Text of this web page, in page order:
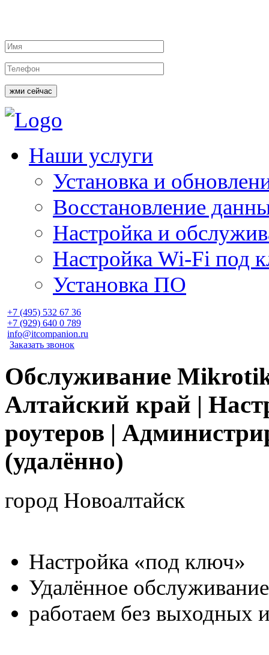
жми сейчас
Наши услуги
Установка и
Восстановление
Настройка и
Настройка Wi-Fi под
Установка ПО
+7 (495) 532 67 36
+7 (929) 640 0 789
info@itcompanion.ru
Заказать звонок
Обслуживание
Алтайский край |
роутеров |
(удалённо)
город Новоалтайск
Настройка «под ключ»
Удалённое обслуживание
работаем без выходных